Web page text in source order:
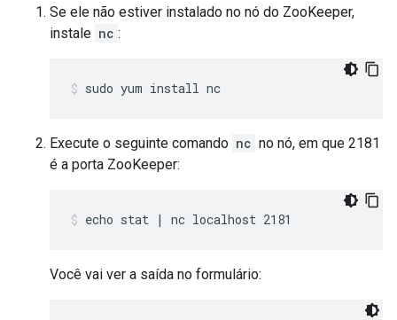
Se ele não estiver instalado no nó do ZooKeeper,
instale nc :
sudo yum install nc
Execute o seguinte comando nc no nó, em que 2181
é a porta ZooKeeper:
echo stat | nc localhost 2181
Você vai ver a saída no formulário: